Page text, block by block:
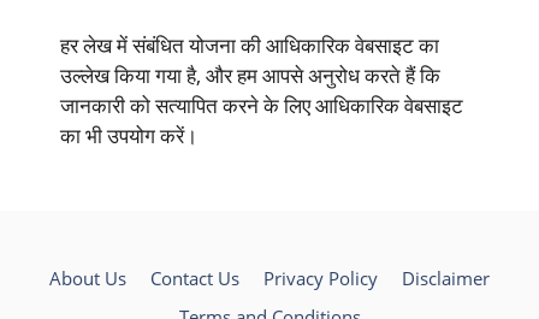
हर लेख में संबंधित योजना की आधिकारिक वेबसाइट का
उल्लेख किया गया है, और हम आपसे अनुरोध करते हैं कि
जानकारी को सत्यापित करने के लिए आधिकारिक वेबसाइट
का भी उपयोग करें।
About Us Contact Us Privacy Policy
Disclaimer